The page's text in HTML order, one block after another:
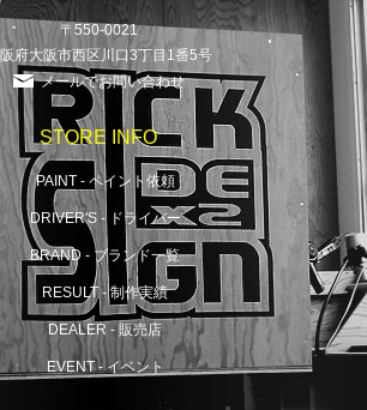
〒550-0021
府大阪市西区川口3丁目1番5号
メールでお問い合わせ
STORE INFO
PAINT - ペイント依頼
DRIVER'S - ドライバー
BRAND - ブランド一覧
RESULT - 制作実績
DEALER - 販売店
EVENT - イベント